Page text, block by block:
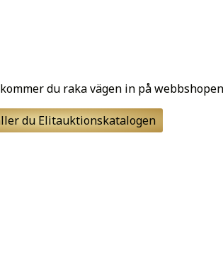
du raka vägen in på
du Elitauktionskatalogen